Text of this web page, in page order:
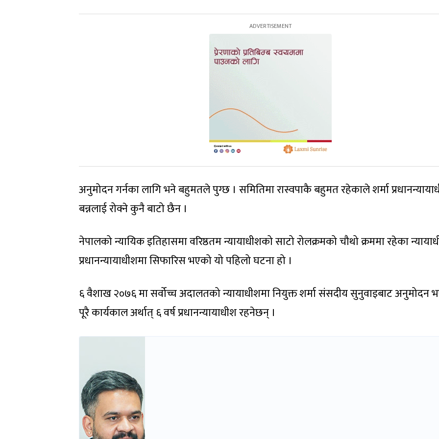
अनुमोदन गर्नका लागि भने बहुमतले पुग्छ । समितिमा रास्वपाकै बहुमत रहेकाले शर्मा
बन्नलाई रोक्ने कुनै बाटो छैन ।
नेपालको न्यायिक इतिहासमा वरिष्ठतम न्यायाधीशको साटो रोलक्रमको चौथो क्रममा रहेका
प्रधानन्यायाधीशमा सिफारिस भएको यो पहिलो घटना हो ।
६ वैशाख २०७६ मा सर्वोच्च अदालतको न्यायाधीशमा नियुक्त शर्मा संसदीय सुनुवाइबाट अनुमोदन
पूरै कार्यकाल अर्थात् ६ वर्ष प्रधानन्यायाधीश रहनेछन् ।